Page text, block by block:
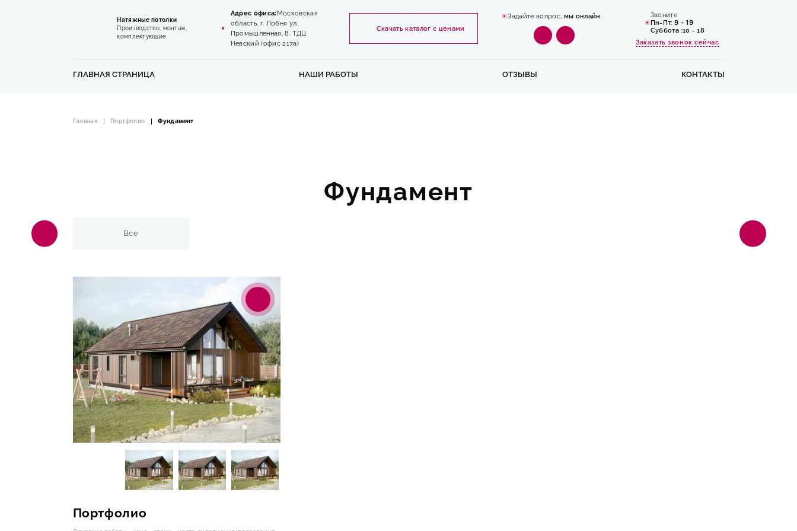
Натяжные потолки
Производство, монтаж,
комплектующие
Адрес офиса: Московская
область, г. Лобня ул.
Промышленная, 8. ТДЦ
Невский (офис 217a)
Скачать каталог с ценами
Задайте вопрос, мы онлайн
Звоните
Пн-Пт:9 - 19
Cуббота :10 - 18
Заказать звонок сейчас
ГЛАВНАЯ СТРАНИЦА НАШИ РАБОТЫ ОТЗЫВЫ КОНТАКТЫ
Главная Портфолио Фундамент
Фундамент
Все
Портфолио